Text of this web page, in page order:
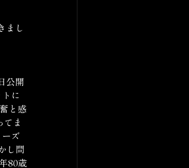
まし
公開
に
と感
ま
ズ
し問
80歳